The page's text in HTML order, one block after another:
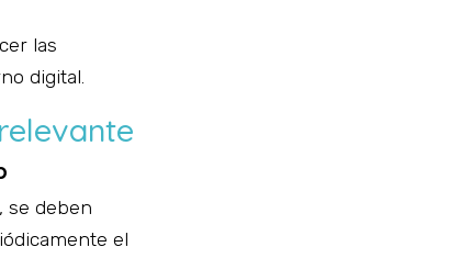
las
digital.
se deben
el
ideas